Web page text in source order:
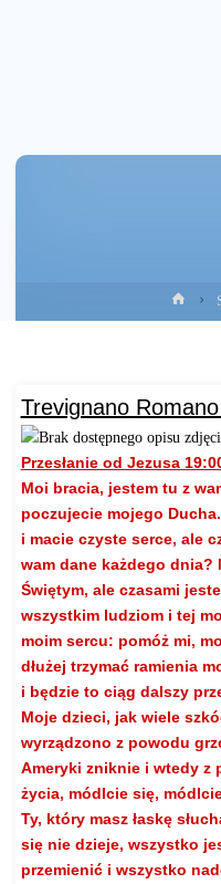
Trevignano
Przesłanie od Jezusa
Moi bracia, jestem tu z
poczujecie mojego
i macie czyste serce, ale
wam dane każdego dnia?
Świętym, ale czasami
wszystkim ludziom i tej
moim sercu: pomóż mi,
dłużej trzymać ramienia
i będzie to ciąg dalszy
Moje dzieci, jak wiele
wyrządzono z powodu
Ameryki zniknie i wtedy z
życia, módlcie się,
Ty, który masz łaskę
się nie dzieje, wszystko
przemienić i wszystko